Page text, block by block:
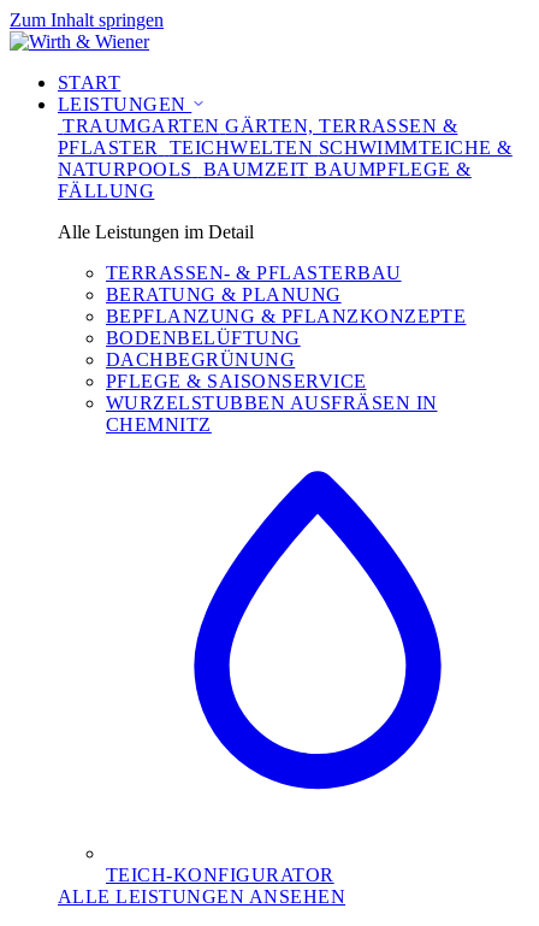
Zum Inhalt springen
START
LEISTUNGEN
TRAUMGARTEN GÄRTEN, TERRASSEN &
PFLASTER
TEICHWELTEN SCHWIMMTEICHE &
NATURPOOLS
BAUMZEIT BAUMPFLEGE &
FÄLLUNG
Alle Leistungen im Detail
TERRASSEN- & PFLASTERBAU
BERATUNG & PLANUNG
BEPFLANZUNG & PFLANZKONZEPTE
BODENBELÜFTUNG
DACHBEGRÜNUNG
PFLEGE & SAISONSERVICE
WURZELSTUBBEN AUSFRÄSEN IN
CHEMNITZ
TEICH-KONFIGURATOR
ALLE LEISTUNGEN ANSEHEN